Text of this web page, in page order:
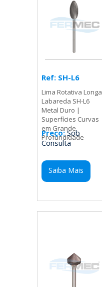
Ref: SH-L6
Lima Rotativa Longa
Labareda SH-L6
Metal Duro |
Superfícies Curvas
em Grande
Profundidade
Preço:Sob
Consulta
Saiba Mais